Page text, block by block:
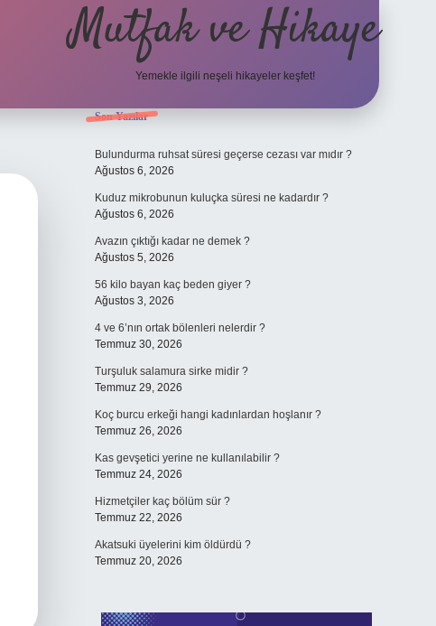
Mutfak ve Hikaye
Yemekle ilgili neşeli hikayeler keşfet!
Sidebar
Son Yazılar
Bulundurma ruhsat süresi geçerse cezası var mıdır ?
Ağustos 6, 2026
Kuduz mikrobunun kuluçka süresi ne kadardır ?
Ağustos 6, 2026
Avazın çıktığı kadar ne demek ?
Ağustos 5, 2026
56 kilo bayan kaç beden giyer ?
Ağustos 3, 2026
4 ve 6’nın ortak bölenleri nelerdir ?
Temmuz 30, 2026
Turşuluk salamura sirke midir ?
Temmuz 29, 2026
Koç burcu erkeği hangi kadınlardan hoşlanır ?
Temmuz 26, 2026
Kas gevşetici yerine ne kullanılabilir ?
Temmuz 24, 2026
Hizmetçiler kaç bölüm sür ?
Temmuz 22, 2026
Akatsuki üyelerini kim öldürdü ?
Temmuz 20, 2026